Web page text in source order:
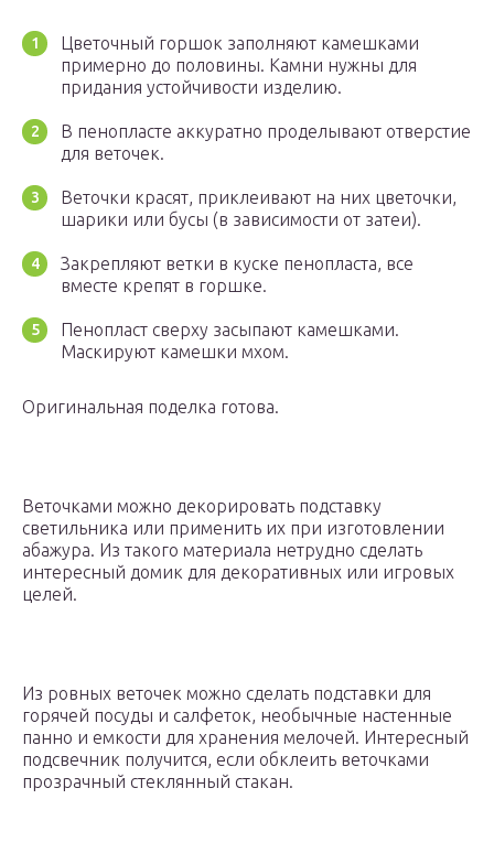
Цветочный горшок заполняют камешками
примерно до половины. Камни нужны для
придания устойчивости изделию.
В пенопласте аккуратно проделывают отверстие
для веточек.
Веточки красят, приклеивают на них цветочки,
шарики или бусы (в зависимости от затеи).
Закрепляют ветки в куске пенопласта, все
вместе крепят в горшке.
Пенопласт сверху засыпают камешками.
Маскируют камешки мхом.
Оригинальная поделка готова.
Веточками можно декорировать подставку
светильника или применить их при изготовлении
абажура. Из такого материала нетрудно сделать
интересный домик для декоративных или игровых
целей.
Из ровных веточек можно сделать подставки для
горячей посуды и салфеток, необычные настенные
панно и емкости для хранения мелочей. Интересный
подсвечник получится, если обклеить веточками
прозрачный стеклянный стакан.